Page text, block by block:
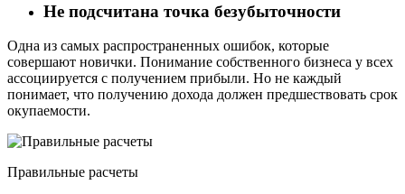
Не подсчитана точка безубыточности
Одна из самых распространенных ошибок, которые
совершают новички. Понимание собственного бизнеса у всех
ассоциируется с получением прибыли. Но не каждый
понимает, что получению дохода должен предшествовать срок
окупаемости.
Правильные расчеты